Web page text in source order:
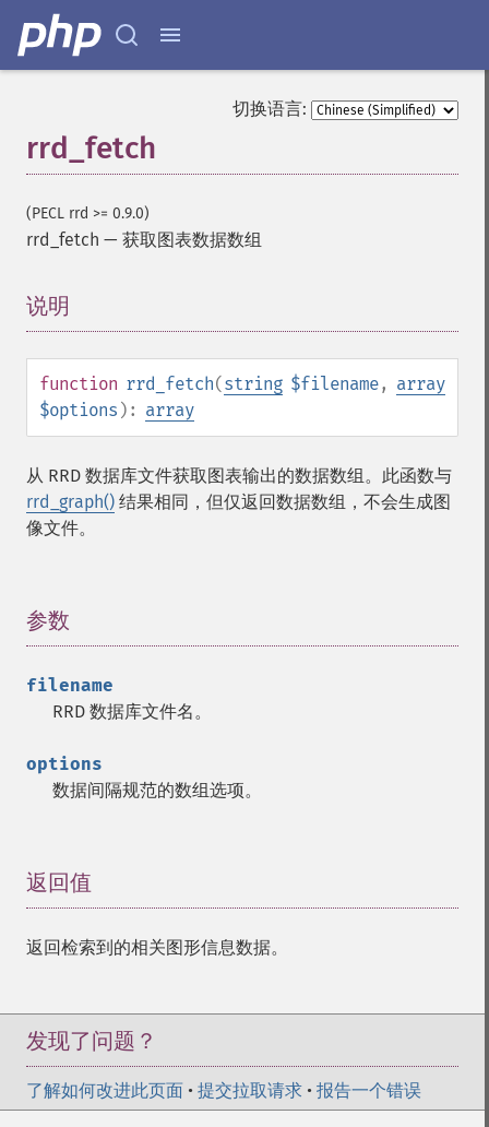
切换语言:
rrd_fetch
(PECL rrd >= 0.9.0)
rrd_fetch — 获取图表数据数组
说明
function rrd_fetch(string $filename, array
$options ): array
从 RRD 数据库文件获取图表输出的数据数组。此函数与
rrd_graph() 结果相同，但仅返回数据数组，不会生成图
像文件。
参数
filename
RRD 数据库文件名。
options
数据间隔规范的数组选项。
返回值
返回检索到的相关图形信息数据。
发现了问题？
了解如何改进此页面 • 提交拉取请求 • 报告一个错误